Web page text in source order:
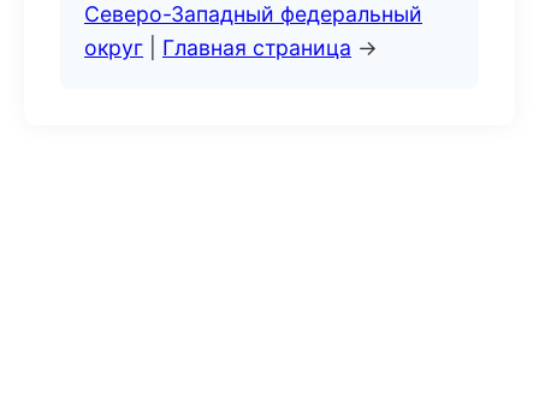
Северо-Западный федеральный
округ
Главная страница →